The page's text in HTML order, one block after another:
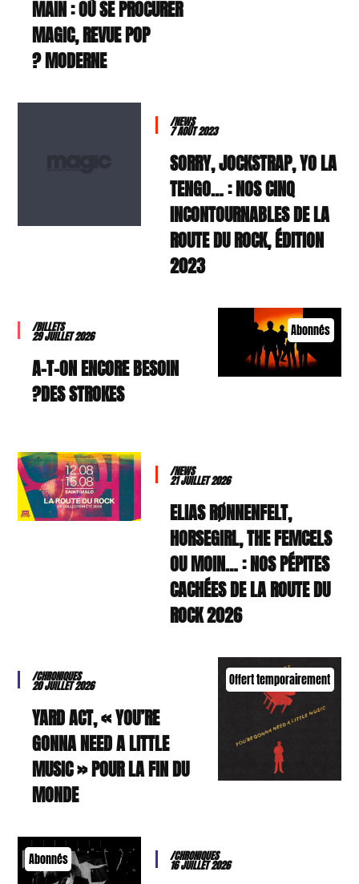
MAIN : OÙ SE PROCURER
MAGIC, REVUE POP
MODERNE ?
/NEWS
7 AOÛT 2023
SORRY, JOCKSTRAP, YO LA
TENGO… : NOS CINQ
INCONTOURNABLES DE LA
ROUTE DU ROCK, ÉDITION
2023
Abonnés
/BILLETS
29 JUILLET 2026
A-T-ON ENCORE BESOIN
DES STROKES?
/NEWS
21 JUILLET 2026
ELIAS RØNNENFELT,
HORSEGIRL, THE FEMCELS
OU MOIN… : NOS PÉPITES
CACHÉES DE LA ROUTE DU
ROCK 2026
Offert temporairement
/CHRONIQUES
20 JUILLET 2026
YARD ACT, « YOU’RE
GONNA NEED A LITTLE
MUSIC » POUR LA FIN DU
MONDE
Abonnés /CHRONIQUES
16 JUILLET 2026